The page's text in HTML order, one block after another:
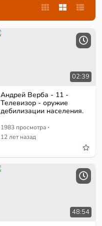
02:39
Андрей Верба - 11 -
Телевизор - оружие
дебилизации населения.
1983 просмотра ·
12 лет назад
48:54